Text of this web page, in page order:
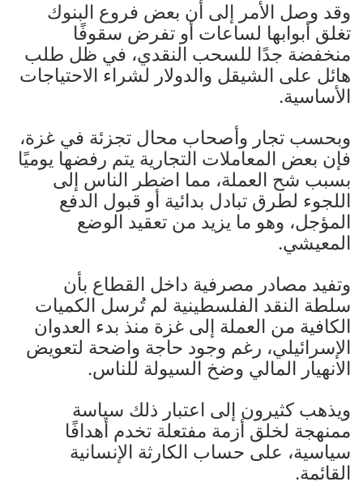
وقد وصل الأمر إلى أن بعض فروع البنوك
تغلق أبوابها لساعات أو تفرض سقوفًا
منخفضة جدًا للسحب النقدي، في ظل طلب
هائل على الشيقل والدولار لشراء الاحتياجات
الأساسية.
وبحسب تجار وأصحاب محال تجزئة في غزة،
فإن بعض المعاملات التجارية يتم رفضها يوميًا
بسبب شح العملة، مما اضطر الناس إلى
اللجوء لطرق تبادل بدائية أو قبول الدفع
المؤجل، وهو ما يزيد من تعقيد الوضع
المعيشي.
وتفيد مصادر مصرفية داخل القطاع بأن
سلطة النقد الفلسطينية لم تُرسل الكميات
الكافية من العملة إلى غزة منذ بدء العدوان
الإسرائيلي، رغم وجود حاجة واضحة لتعويض
الانهيار المالي وضخ السيولة للناس.
ويذهب كثيرون إلى اعتبار ذلك سياسة
ممنهجة لخلق أزمة مفتعلة تخدم أهدافًا
سياسية، على حساب الكارثة الإنسانية
القائمة.